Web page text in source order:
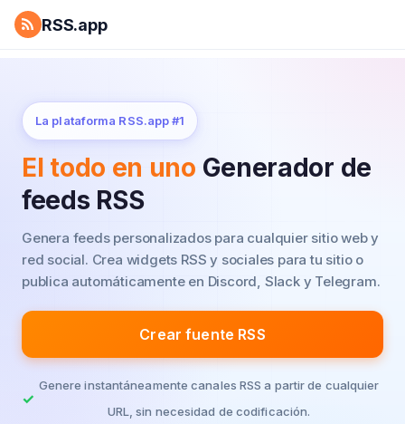
RSS.app
La plataforma RSS.app #1
El todo en uno Generador de
feeds RSS
Genera feeds personalizados para cualquier sitio web y
red social. Crea widgets RSS y sociales para tu sitio o
publica automáticamente en Discord, Slack y Telegram.
Crear fuente RSS
Genere instantáneamente canales RSS a partir de cualquier
URL, sin necesidad de codificación.